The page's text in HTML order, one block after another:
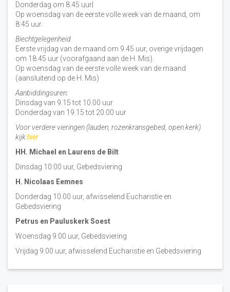
Donderdag om 8.45 uur|
Op woensdag van de eerste volle week van de maand, om
8:45 uur.
Biechtgelegenheid
Eerste vrijdag van de maand om 9.45 uur, overige vrijdagen
om 18.45 uur (voorafgaand aan de H. Mis).
Op woensdag van de eerste volle week van de maand
(aansluitend op de H. Mis)
Aanbiddingsuren:
Dinsdag van 9.15 tot 10.00 uur
Donderdag van 19.15 tot 20.00 uur
Voor verdere vieringen (lauden, rozenkransgebed, open kerk)
kijkhier
HH. Michael en Laurens de Bilt
Dinsdag 10:00 uur, Gebedsviering
H. Nicolaas Eemnes
Donderdag 10.00 uur, afwisselend Eucharistie en
Gebedsviering
Petrus en Pauluskerk Soest
Woensdag 9.00 uur, Gebedsviering
Vrijdag 9.00 uur, afwisselend Eucharistie en Gebedsviering